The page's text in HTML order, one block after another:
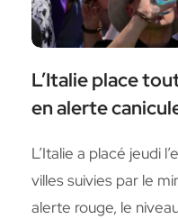
L’Italie place
en alerte
L’Italie a placé jeudi
villes suivies par le
alerte rouge, le